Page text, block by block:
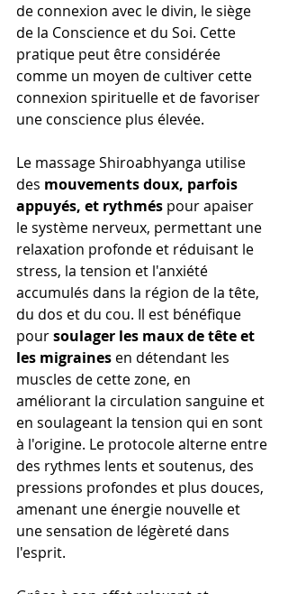
de connexion avec le divin, le siège
de la Conscience et du Soi. Cette
pratique peut être considérée
comme un moyen de cultiver cette
connexion spirituelle et de favoriser
une conscience plus élevée.
Le massage Shiroabhyanga utilise
des mouvements doux, parfois
appuyés, et rythmés pour apaiser
le système nerveux, permettant une
relaxation profonde et réduisant le
stress, la tension et l'anxiété
accumulés dans la région de la tête,
du dos et du cou. Il est bénéfique
pour soulager les maux de tête et
les migraines en détendant les
muscles de cette zone, en
améliorant la circulation sanguine et
en soulageant la tension qui en sont
à l'origine. Le protocole alterne entre
des rythmes lents et soutenus, des
pressions profondes et plus douces,
amenant une énergie nouvelle et
une sensation de légèreté dans
l'esprit.